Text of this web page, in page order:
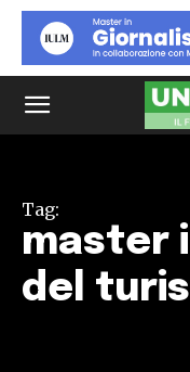
Tag:
master
del